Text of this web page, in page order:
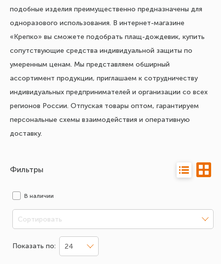
подобные изделия преимущественно предназначены для
одноразового использования. В интернет-магазине
«Крепко» вы сможете подобрать плащ-дождевик, купить
сопутствующие средства индивидуальной защиты по
умеренным ценам. Мы представляем обширный
ассортимент продукции, приглашаем к сотрудничеству
индивидуальных предпринимателей и организации со всех
регионов России. Отпуская товары оптом, гарантируем
персональные схемы взаимодействия и оперативную
доставку.
Фильтры
В наличии
Сортировать
Показать по: 24